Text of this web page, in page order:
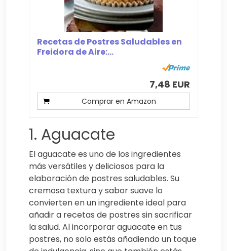
Recetas de Postres Saludables en
Freidora de Aire:...
7,48 EUR
Comprar en Amazon
1. Aguacate
El aguacate es uno de los ingredientes
más versátiles y deliciosos para la
elaboración de postres saludables. Su
cremosa textura y sabor suave lo
convierten en un ingrediente ideal para
añadir a recetas de postres sin sacrificar
la salud. Al incorporar aguacate en tus
postres, no solo estás añadiendo un toque